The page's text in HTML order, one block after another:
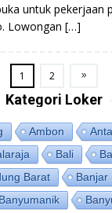
untuk pekerjaan
Lowongan […]
1 2
Kategori Loker
Ambon
Bali
Barat Banjar
Banyumanik